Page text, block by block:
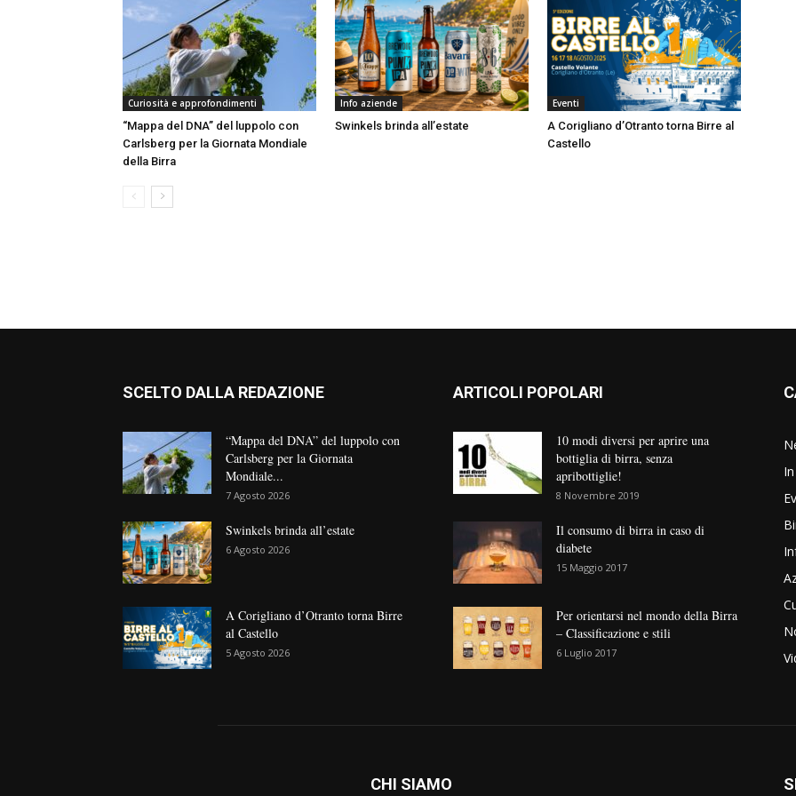
Curiosità e approfondimenti
“Mappa del DNA” del luppolo con
Carlsberg per la Giornata Mondiale
della Birra
Info aziende
Swinkels brinda all’estate
Eventi
A Corigliano d’Otranto torna Birre al
Castello
SCELTO DALLA REDAZIONE
“Mappa del DNA” del luppolo con
Carlsberg per la Giornata
Mondiale...
7 Agosto 2026
Swinkels brinda all’estate
6 Agosto 2026
A Corigliano d’Otranto torna Birre
al Castello
5 Agosto 2026
ARTICOLI POPOLARI
10 modi diversi per aprire una
bottiglia di birra, senza
apribottiglie!
8 Novembre 2019
Il consumo di birra in caso di
diabete
15 Maggio 2017
Per orientarsi nel mondo della Birra
– Classificazione e stili
6 Luglio 2017
CHI SIAMO